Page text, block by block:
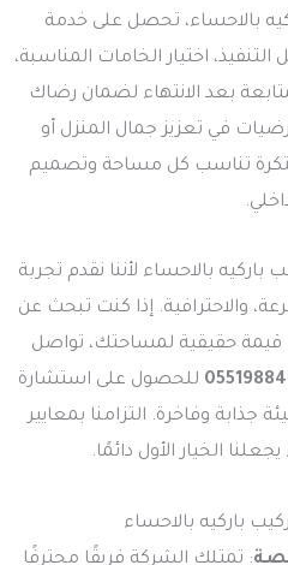
بالاحساء، تحصل على خدمة
اختيار الخامات المناسبة،
بعد الانتهاء لضمان رضاك
في تعزيز جمال المنزل أو
تناسب كل مساحة وتصميم
بالاحساء لأننا نقدم تجربة
والاحترافية. إذا كنت تبحث عن
قيمة حقيقية لمساحتك، تواصل
للحصول على استشارة
جذابة وفاخرة. التزامنا بمعايير
الخيار الأول دائمًا.
باركيه بالاحساء
: تمتلك الشركة فريقًا محترفًا